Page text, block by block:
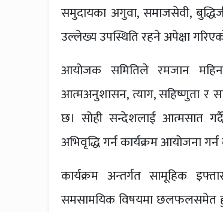
समुदायका अगुवा, समाजसेवी,
उल्लेख्य उपस्थिति रहने अपेक्षा
आयोजक समितिले रमजान
आत्मअनुशासन, त्याग, सहिष्णुता र
छ। सोही सन्देशलाई आत्मसात
अभिवृद्धि गर्न कार्यक्रम आयोजना
कार्यक्रम अन्तर्गत सामूहिक
समसामयिक विषयमा छलफलसमेत